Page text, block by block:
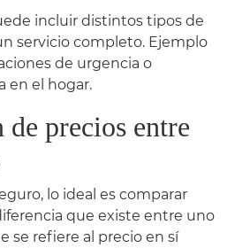
incluir distintos tipos de
servicio completo. Ejemplo
de urgencia o
en el hogar.
precios entre
lo ideal es comparar
que existe entre uno
se refiere al precio en sí